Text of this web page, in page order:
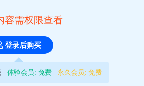
容需权限查看
登录后购买
体验会员:免费 永久会员:免费